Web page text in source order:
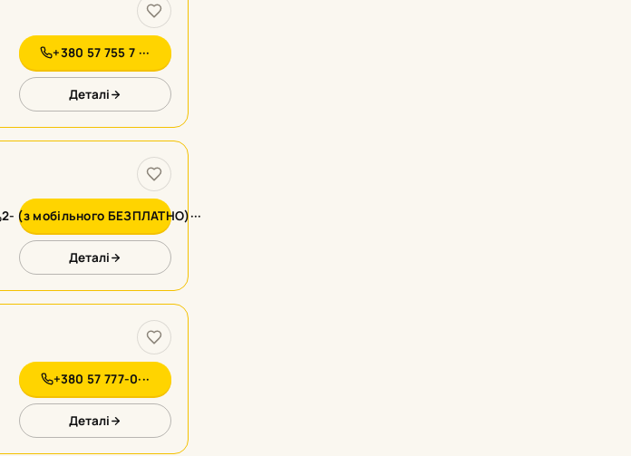
+380 57 755 7 ···
Деталі
2- (з мобільного БЕЗПЛАТНО)···
Деталі
+380 57 777-0···
Деталі